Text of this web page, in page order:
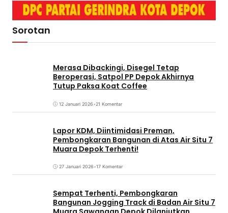
Sorotan
Merasa Dibackingi, Disegel Tetap
Beroperasi, Satpol PP Depok Akhirnya
Tutup Paksa Koat Coffee
12 Januari 2026•21 Komentar
Lapor KDM, Diintimidasi Preman,
Pembongkaran Bangunan di Atas Air Situ 7
Muara Depok Terhenti!
27 Januari 2026•17 Komentar
Sempat Terhenti, Pembongkaran
Bangunan Jogging Track di Badan Air Situ 7